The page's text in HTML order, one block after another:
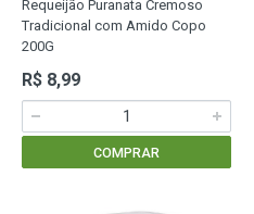
Requeijão Puranata Cremoso
Tradicional com Amido Copo
200G
R$ 8,99
COMPRAR